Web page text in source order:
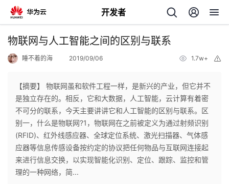
开发者
返
个
人
主
我
的
物联网与人工智能之间的区别与联系
睡不着的海 2019/09/06 1.7w+
【摘要】 物联网虽和软件工程一样，是新兴的产业，但它并不
是独立存在的。相反，它和大数据，人工智能，云计算有着密
不可分的联系，今天主要讲讲它和人工智能的区别与联系。区
别一，什么是物联网?1，物联网在之前被定义为通过射频识别
(RFID)、红外线感应器、全球定位系统、激光扫描器、气体感
应器等信息传感设备按约定的协议把任何物品与互联网连接起
来进行信息交换，以实现智能化识别、定位、跟踪、监控和管
理的一种网络，简...